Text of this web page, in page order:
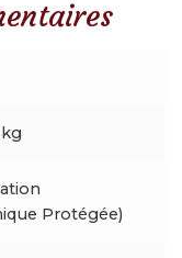
Protégée)